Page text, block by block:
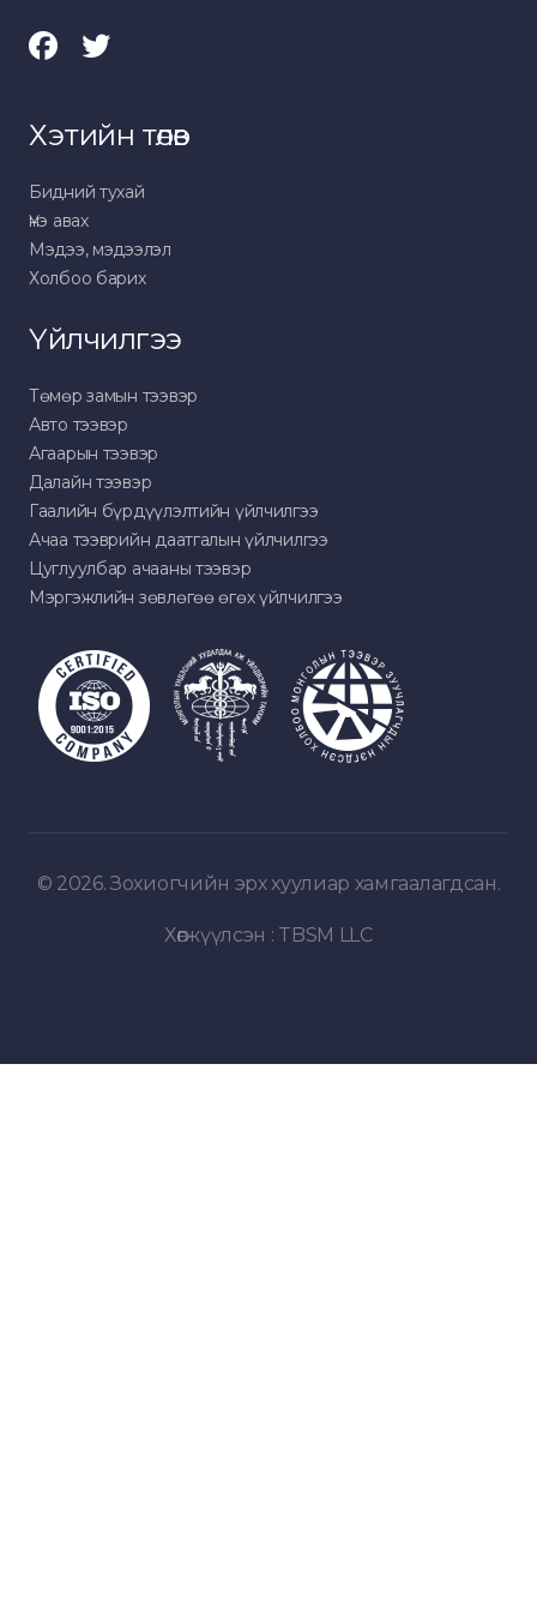
Хэтийн төлөв
Бидний тухай
Үнэ авах
Мэдээ, мэдээлэл
Холбоо барих
Үйлчилгээ
Төмөр замын тээвэр
Авто тээвэр
Агаарын тээвэр
Далайн тээвэр
Гаалийн бүрдүүлэлтийн үйлчилгээ
Ачаа тээврийн даатгалын үйлчилгээ
Цуглуулбар ачааны тээвэр
Мэргэжлийн зөвлөгөө өгөх үйлчилгээ
© 2026. Зохиогчийн эрх хуулиар хамгаалагдсан.
Хөгжүүлсэн : TBSM LLC